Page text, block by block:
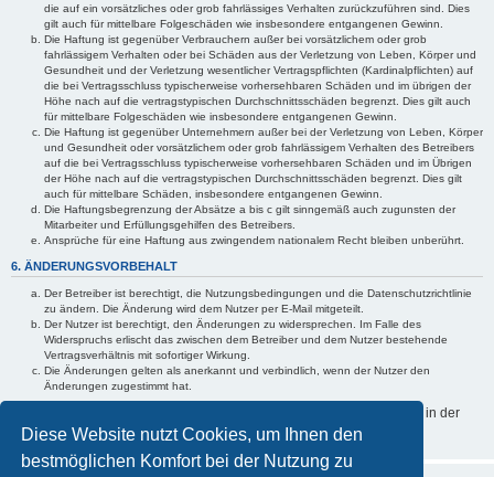
Diese Website nutzt Cookies, um Ihnen den
bestmöglichen Komfort bei der Nutzung zu
die auf ein vorsätzliches oder grob fahrlässiges Verhalten zurückzuführen sind. Dies
gilt auch für mittelbare Folgeschäden wie insbesondere entgangenen Gewinn.
Die Haftung ist gegenüber Verbrauchern außer bei vorsätzlichem oder grob
fahrlässigem Verhalten oder bei Schäden aus der Verletzung von Leben, Körper und
Gesundheit und der Verletzung wesentlicher Vertragspflichten (Kardinalpflichten) auf
die bei Vertragsschluss typischerweise vorhersehbaren Schäden und im übrigen der
Höhe nach auf die vertragstypischen Durchschnittsschäden begrenzt. Dies gilt auch
für mittelbare Folgeschäden wie insbesondere entgangenen Gewinn.
Die Haftung ist gegenüber Unternehmern außer bei der Verletzung von Leben, Körper
und Gesundheit oder vorsätzlichem oder grob fahrlässigem Verhalten des Betreibers
auf die bei Vertragsschluss typischerweise vorhersehbaren Schäden und im Übrigen
der Höhe nach auf die vertragstypischen Durchschnittsschäden begrenzt. Dies gilt
auch für mittelbare Schäden, insbesondere entgangenen Gewinn.
Die Haftungsbegrenzung der Absätze a bis c gilt sinngemäß auch zugunsten der
Mitarbeiter und Erfüllungsgehilfen des Betreibers.
Ansprüche für eine Haftung aus zwingendem nationalem Recht bleiben unberührt.
6. ÄNDERUNGSVORBEHALT
Der Betreiber ist berechtigt, die Nutzungsbedingungen und die Datenschutzrichtlinie
zu ändern. Die Änderung wird dem Nutzer per E-Mail mitgeteilt.
Der Nutzer ist berechtigt, den Änderungen zu widersprechen. Im Falle des
Widerspruchs erlischt das zwischen dem Betreiber und dem Nutzer bestehende
Vertragsverhältnis mit sofortiger Wirkung.
Die Änderungen gelten als anerkannt und verbindlich, wenn der Nutzer den
Änderungen zugestimmt hat.
Informationen über den Umgang mit deinen persönlichen Daten sind in der
Datenschutzrichtlinie enthalten.